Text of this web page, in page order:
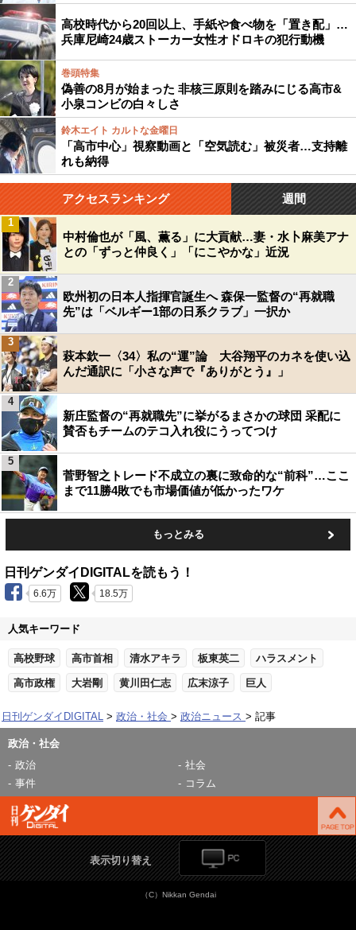
高校時代から20回以上、手紙や食べ物を「置き配」…
兵庫尼崎24歳ストーカー女性オドロキの犯行動機
巻頭特集
偽善の8月が始まった 非核三原則を踏みにじる高市&
小泉コンビの白々しさ
鈴木エイト カルトな金曜日
「高市中心」視察動画と「空気読む」被災者…支持離
れも納得
アクセスランキング 週間
中村倫也が「風、薫る」に大貢献…妻・水卜麻美アナ
との「ずっと仲良く」「にこやかな」近況
1
欧州初の日本人指揮官誕生へ 森保一監督の“再就職
先”は「ベルギー1部の日系クラブ」一択か
2
萩本欽一〈34〉私の“運”論 大谷翔平のカネを使い込
んだ通訳に「小さな声で『ありがとう』」
3
新庄監督の“再就職先”に挙がるまさかの球団 采配に
賛否もチームのテコ入れ役にうってつけ
4
菅野智之トレード不成立の裏に致命的な“前科”…ここ
まで11勝4敗でも市場価値が低かったワケ
5
もっとみる
日刊ゲンダイDIGITALを読もう！
6.6万 18.5万
人気キーワード
高校野球 高市首相 清水アキラ 板東英二 ハラスメント
高市政権 大岩剛 黄川田仁志 広末涼子 巨人
日刊ゲンダイDIGITAL 政治・社会 政治ニュース 記事
政治・社会
政治
社会
事件
コラム
表示切り替え
（C）Nikkan Gendai